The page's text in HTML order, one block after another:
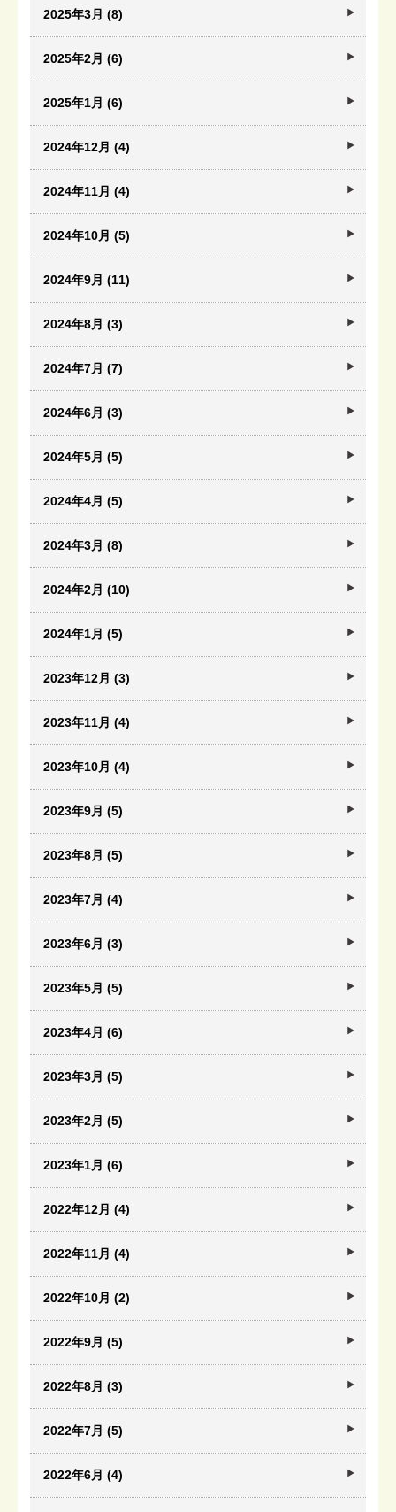
2025年3月 (8)
2025年2月 (6)
2025年1月 (6)
2024年12月 (4)
2024年11月 (4)
2024年10月 (5)
2024年9月 (11)
2024年8月 (3)
2024年7月 (7)
2024年6月 (3)
2024年5月 (5)
2024年4月 (5)
2024年3月 (8)
2024年2月 (10)
2024年1月 (5)
2023年12月 (3)
2023年11月 (4)
2023年10月 (4)
2023年9月 (5)
2023年8月 (5)
2023年7月 (4)
2023年6月 (3)
2023年5月 (5)
2023年4月 (6)
2023年3月 (5)
2023年2月 (5)
2023年1月 (6)
2022年12月 (4)
2022年11月 (4)
2022年10月 (2)
2022年9月 (5)
2022年8月 (3)
2022年7月 (5)
2022年6月 (4)